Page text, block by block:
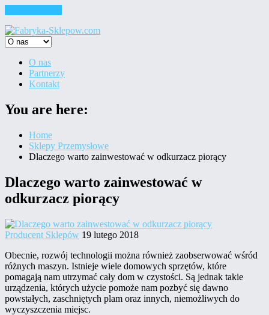
O nas
Partnerzy
Kontakt
You are here:
Home
Sklepy Przemysłowe
Dlaczego warto zainwestować w odkurzacz piorący
Dlaczego warto zainwestować w
odkurzacz piorący
Producent Sklepów 19 lutego 2018
Obecnie, rozwój technologii można również zaobserwować wśród
różnych maszyn. Istnieje wiele domowych sprzętów, które
pomagają nam utrzymać cały dom w czystości. Są jednak takie
urządzenia, których użycie pomoże nam pozbyć się dawno
powstałych, zaschniętych plam oraz innych, niemożliwych do
wyczyszczenia miejsc.